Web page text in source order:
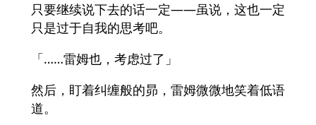
只要继续说下去的话一定——虽说，这也一定
只是过于自我的思考吧。
「……雷姆也，考虑过了」
然后，盯着纠缠般的昴，雷姆微微地笑着低语
道。